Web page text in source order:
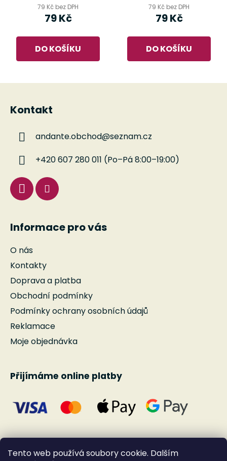
Tento web používá soubory cookie. Dalším
79 Kč bez DPH
79 Kč
DO KOŠÍKU
79 Kč bez DPH
79 Kč
DO KOŠÍKU
Z
Kontakt
andante.obchod@seznam.cz
+420 607 280 011 (Po–Pá 8:00–19:00)
Informace pro vás
O nás
Kontakty
Doprava a platba
Obchodní podmínky
Podmínky ochrany osobních údajů
Reklamace
Moje objednávka
Přijímáme online platby